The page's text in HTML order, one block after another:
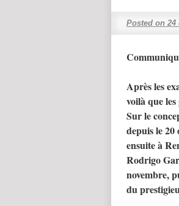
Posted on 24
Après les
voilà que
Sur le
depuis le
ensuite à
Rodrigo
novembre,
du